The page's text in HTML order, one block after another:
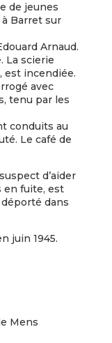
de jeunes
Barret sur
Arnaud.
La scierie
est incendiée.
avec
tenu par les
conduits au
Le café de
d’aider
en fuite, est
dans
juin 1945.
Mens